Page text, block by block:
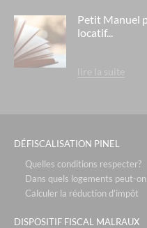
Petit Manuel
locatif...
lire la suite
DÉFISCALISATION PINEL
Quelles conditions respecter?
Dans quels logements peut-
Calculer la réduction d’impôt
DISPOSITIF FISCAL MALRAUX